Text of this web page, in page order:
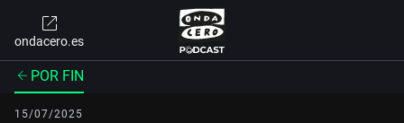
ondacero.es
POR FIN
15/07/2025